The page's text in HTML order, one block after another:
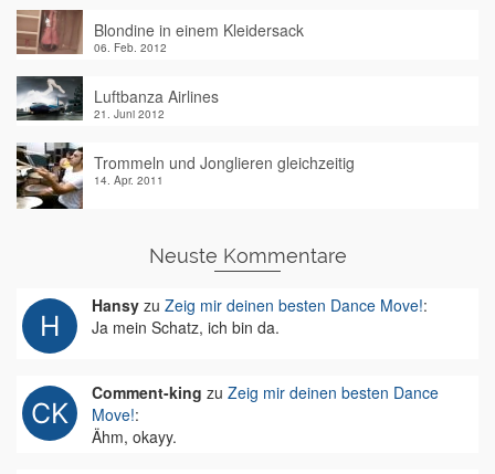
Blondine in einem Kleidersack
06. Feb. 2012
Luftbanza Airlines
21. Juni 2012
Trommeln und Jonglieren gleichzeitig
14. Apr. 2011
Neuste Kommentare
Hansy zu Zeig mir deinen besten Dance Move!:
Ja mein Schatz, ich bin da.
Comment-king zu Zeig mir deinen besten Dance
Move!:
Ähm, okayy.